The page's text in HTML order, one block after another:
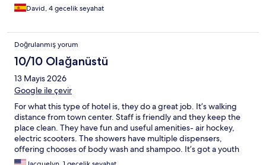
David, 4 gecelik seyahat
Doğrulanmış yorum
10/10 Olağanüstü
13 Mayıs 2026
Google ile çevir
For what this type of hotel is, they do a great job. It’s walking
distance from town center. Staff is friendly and they keep the
place clean. They have fun and useful amenities- air hockey,
electric scooters. The showers have multiple dispensers,
offering chooses of body wash and shampoo. It’s got a youth
hostel vibe. But the pods provide more privacy than bunk beds.